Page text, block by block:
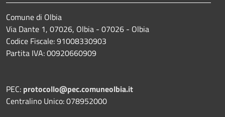
Comune di Olbia
Via Dante 1, 07026, Olbia - 07026 - Olbia
Codice Fiscale: 91008330903
Partita IVA: 00920660909
PEC: protocollo@pec.comuneolbia.it
Centralino Unico: 078952000